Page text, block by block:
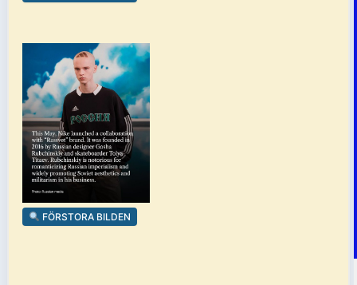
FÖRSTORA BILDEN